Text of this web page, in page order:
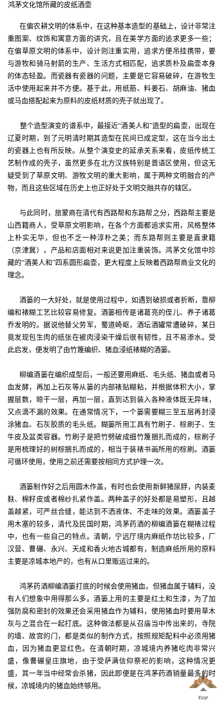
鸿茅文化馆所藏的皮纸酒壶
在偏农耕文明的体系中，在这种基本造型的基础上，设计非常注
重图案、纹饰和寓意方面的讲究，且在美学方面的追求更多一些；
在偏草原文明的体系中，设计则注重实用，追求方便吊挂携带，要
与游牧和骑马射箭的生产、生活方式相匹配，追求质朴及扁壶本身
的体态轻盈。而瓷器有瓷器的问题，主要是它容易破碎，在游牧生
活中使用起来并不方便。基于此，用纸筋、料姜石、胡麻油、猪血
或马血搭配起来为原料的皮纸材质的壳子就出现了。
整个造型演变的谱系中，最接近“酒美人和”造型的扁壶，出现在
辽夏时期，到了元明清时期其造型在民间已成定型，这在当今出土
的瓷器上也有所反映。从整个演变史的延承关系来看，皮纸传统工
艺制作成的壳子，虽然更多在北方汉族特别是晋语区使用，但这无
疑受到了草原文明、游牧文明的重大影响，属于两种文明融合的产
物，而且这些区域在历史上也正好处于文明交融共存的辖区。
与此同时，旅蒙商在清代有西路帮和东路帮之分，西路帮主要是
山西籍商人，受草原文明影响，在各个方面都追求实用，风格整体
上朴实无华，但也不乏一种淳朴之美；而东路帮则主要是直隶籍
（京津冀），产品和店面相对来说更加注重装饰。鸿茅文化馆中珍
藏的“酒美人和”四系圆形扁壶，更大程度上反映着西路帮商业文化的
理念。
酒篓的一大好处，就是使用过程中，如遇到破损或者折断，靠柳
编和裱糊工艺比较容易修复。酒篓相传是诸葛亮的侄儿、养子诸葛
乔发明的。据说他替父劳军，蜀道崎岖，酒坛酒罐常遭破碎，某日
竟发现包生肉的纸张在被肉浸染干燥后很有韧性，且不易渗水。受
此启发，便发明了由竹篾编织、猪血浸纸裱糊的酒篓。
柳编酒篓在编织成型后，一般还要用麻纸、毛头纸、猪血或者马
血发酵，再加上石灰等从篓的内部裱贴糊粘，并根据体积大小，掌
握层数，晾干一层，再加一层，直到达到装入各种液体既无异味，
又点滴不漏的效果。在通常情况下，一个篓需要糊三至五层再封浸
涂猪血、石灰胶质的毛头纸。糊篓所用工具有竹刷子、棕刷子、生
牛皮及盆类容器。竹刷子是把竹劈破成细竹篾捆扎而成的，棕刷子
是用梳理好的树棕捆扎而成的，相当于装裱书画所用的棕刷。酒篓
可循环使用，使用之前还需要按相同方式护理一次。
酒篓制作好之后用圆木作盖，有时也会使用新鲜猪尿脬，内装麦
麸、棉籽皮或者棉纱扎紧作盖。两种盖子的好处都是易塑形，且越
盖越紧，可严丝合缝，能达到不洒液体、不走味的效果。酒篓盖子
用木塞的较多，清代及民国时期，鸿茅药酒的柳编酒篓在糊裱过程
中，也有一些自己的特点。清朝，宁远厅境内麻纸作坊比较多，厂
汉营、曹碾、永兴、天成和香火地古城都有，制造麻纸所用的原料
主要是凉城本地产的，也有从口里贩运过来的。
鸿茅药酒柳编酒篓打底的时候会使用猪血，但猪血属于辅料，没
有人们想象中用得那么多。酒篓上用的主要是红土和生漆，为了加
强防腐和密封的效果还会采用猪血作为辅料，使用猪血时要用草木
灰与之混合在一起打底。这种做法都是从召庙当中传出来的，寺院
的墙、故宫的门，都是类似的制作方式，按照规矩配料中必须用猪
血，因为猪血更显红色。在清朝时期，凉城境内养猪吃肉非常兴
盛，像曹碾皇庄旗地，由于受萨满信仰祭祀的影响，这种情况更
盛，其一年当中经常会杀猪，因此即便是在鸿茅药酒销量最多的时
候，凉城境内的猪血始终够用。